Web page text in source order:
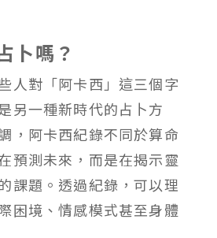
卜嗎？
人對「阿卡西」這三個字
另一種新時代的占卜方
，阿卡西紀錄不同於算命
預測未來，而是在揭示靈
課題。透過紀錄，可以理
困境、情感模式甚至身體